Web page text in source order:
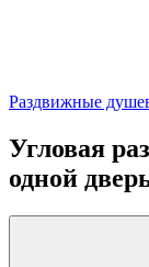
Раздвижные
Угловая
одной